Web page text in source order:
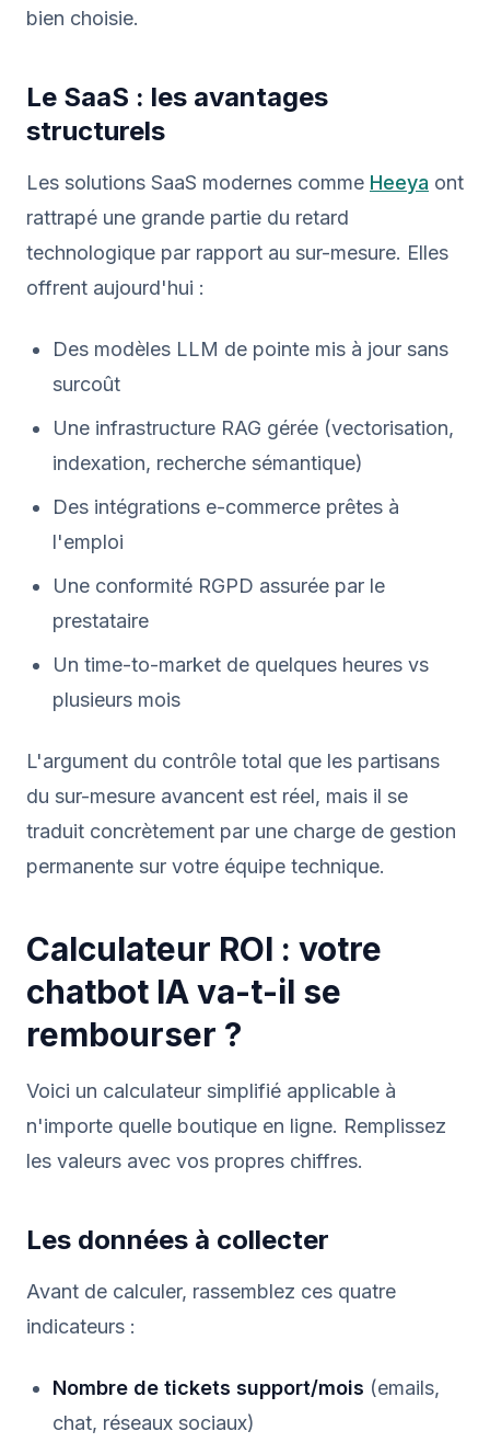
bien choisie.
Le SaaS : les avantages
structurels
Les solutions SaaS modernes comme Heeya ont
rattrapé une grande partie du retard
technologique par rapport au sur-mesure. Elles
offrent aujourd'hui :
Des modèles LLM de pointe mis à jour sans
surcoût
Une infrastructure RAG gérée (vectorisation,
indexation, recherche sémantique)
Des intégrations e-commerce prêtes à
l'emploi
Une conformité RGPD assurée par le
prestataire
Un time-to-market de quelques heures vs
plusieurs mois
L'argument du contrôle total que les partisans
du sur-mesure avancent est réel, mais il se
traduit concrètement par une charge de gestion
permanente sur votre équipe technique.
Calculateur ROI : votre
chatbot IA va-t-il se
rembourser ?
Voici un calculateur simplifié applicable à
n'importe quelle boutique en ligne. Remplissez
les valeurs avec vos propres chiffres.
Les données à collecter
Avant de calculer, rassemblez ces quatre
indicateurs :
Nombre de tickets support/mois (emails,
chat, réseaux sociaux)